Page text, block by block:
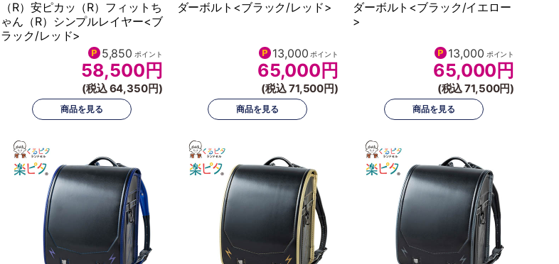
（R）安ピカッ（R）フィットち
ゃん（R）シンプルレイヤー<ブ
ラック/レッド>
5,850 ポイント
58,500 円
(税込 64,350円)
ダーボルト<ブラック/レッド>
13,000 ポイント
65,000 円
(税込 71,500円)
ダーボルト<ブラック/イエロー
>
13,000 ポイント
65,000 円
(税込 71,500円)